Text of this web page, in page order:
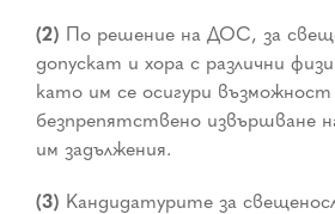
(2) По решение на ДОС, за
допускат и хора с различни
като им се осигури възможност
безпрепятствено извършване
им задължения.
(3) Кандидатурите за